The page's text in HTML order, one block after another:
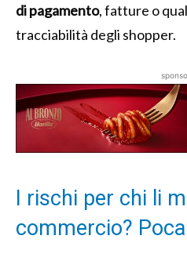
di pagamento, fatture o
tracciabilità degli shopper.
I rischi per chi li
commercio?